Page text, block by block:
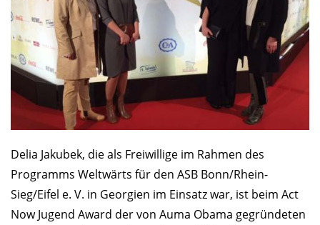
Delia Jakubek, die als Freiwillige im Rahmen des
Programms Weltwärts für den ASB Bonn/Rhein-
Sieg/Eifel e. V. in Georgien im Einsatz war, ist beim Act
Now Jugend Award der von Auma Obama gegründeten